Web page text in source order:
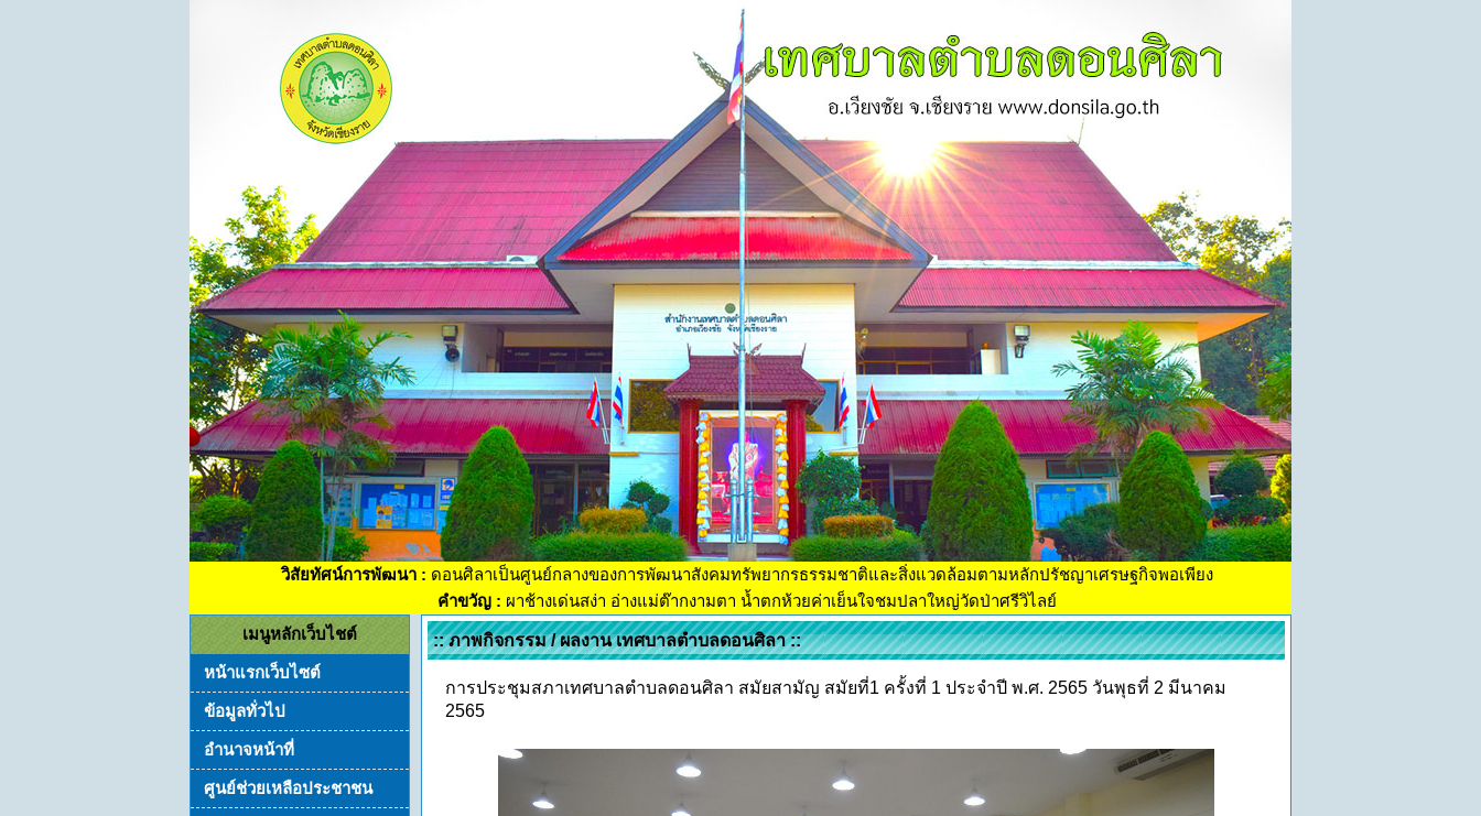
วิสัยทัศน์การพัฒนา : ดอนศิลาเป็นศูนย์กลางของการพัฒนาสังคมทรัพยากรธรรมชาติและสิ่งแวดล้อมตามหลักปรัชญาเศรษฐกิจพอเพียง
คำขวัญ : ผาช้างเด่นสง่า อ่างแม่ต๊ากงามตา น้ำตกห้วยค่าเย็นใจชมปลาใหญ่วัดป่าศรีวิไลย์
เมนูหลักเว็บไชต์
หน้าแรกเว็บไซต์
ข้อมูลทั่วไป
อำนาจหน้าที่
ศูนย์ช่วยเหลือประชาชน
:: ภาพกิจกรรม / ผลงาน เทศบาลตำบลดอนศิลา ::
การประชุมสภาเทศบาลตำบลดอนศิลา สมัยสามัญ สมัยที่1 ครั้งที่ 1 ประจำปี พ.ศ. 2565 วันพุธที่ 2 มีนาคม
2565